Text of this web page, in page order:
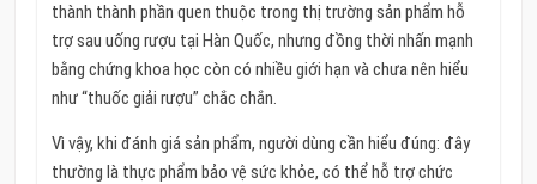
thành thành phần quen thuộc trong thị trường sản phẩm hỗ
trợ sau uống rượu tại Hàn Quốc, nhưng đồng thời nhấn mạnh
bằng chứng khoa học còn có nhiều giới hạn và chưa nên hiểu
như “thuốc giải rượu” chắc chắn.
Vì vậy, khi đánh giá sản phẩm, người dùng cần hiểu đúng: đây
thường là thực phẩm bảo vệ sức khỏe, có thể hỗ trợ chức